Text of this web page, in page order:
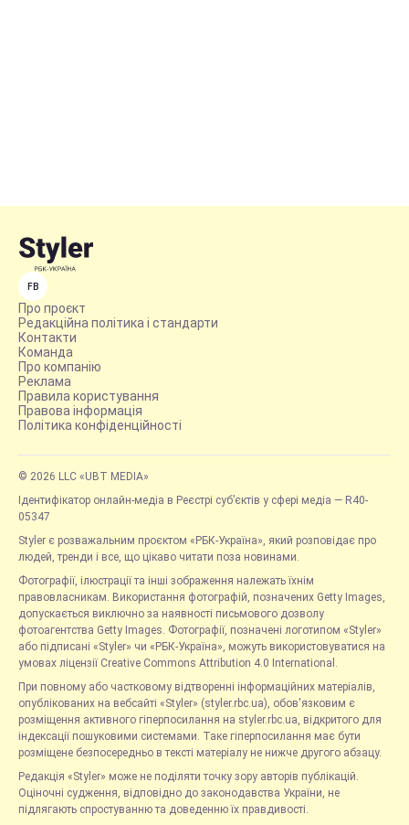
FB
Про проєкт
Редакційна політика і стандарти
Контакти
Команда
Про компанію
Реклама
Правила користування
Правова інформація
Політика конфіденційності
© 2026 LLC «UBT MEDIA»
Ідентифікатор онлайн-медіа в Реєстрі суб’єктів у сфері медіа — R40-
05347
Styler є розважальним проєктом «РБК-Україна», який розповідає про
людей, тренди і все, що цікаво читати поза новинами.
Фотографії, ілюстрації та інші зображення належать їхнім
правовласникам. Використання фотографій, позначених Getty Images,
допускається виключно за наявності письмового дозволу
фотоагентства Getty Images. Фотографії, позначені логотипом «Styler»
або підписані «Styler» чи «РБК-Україна», можуть використовуватися на
умовах ліцензії Creative Commons Attribution 4.0 International.
При повному або частковому відтворенні інформаційних матеріалів,
опублікованих на вебсайті «Styler» (styler.rbc.ua), обов'язковим є
розміщення активного гіперпосилання на styler.rbc.ua, відкритого для
індексації пошуковими системами. Таке гіперпосилання має бути
розміщене безпосередньо в тексті матеріалу не нижче другого абзацу.
Редакція «Styler» може не поділяти точку зору авторів публікацій.
Оціночні судження, відповідно до законодавства України, не
підлягають спростуванню та доведенню їх правдивості.